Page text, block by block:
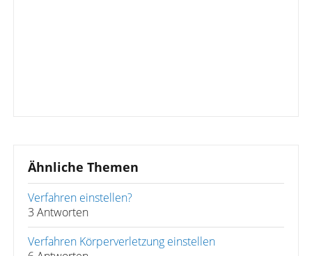
Ähnliche Themen
Verfahren einstellen?
3 Antworten
Verfahren Körperverletzung einstellen